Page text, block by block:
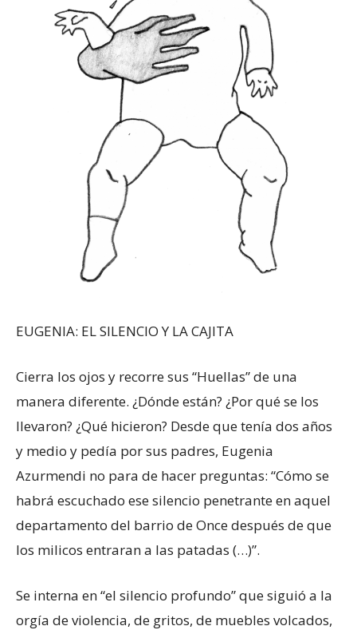
EUGENIA: EL SILENCIO Y LA CAJITA
Cierra los ojos y recorre sus “Huellas” de una
manera diferente. ¿Dónde están? ¿Por qué se los
llevaron? ¿Qué hicieron? Desde que tenía dos años
y medio y pedía por sus padres, Eugenia
Azurmendi no para de hacer preguntas: “Cómo se
habrá escuchado ese silencio penetrante en aquel
departamento del barrio de Once después de que
los milicos entraran a las patadas (…)”.
Se interna en “el silencio profundo” que siguió a la
orgía de violencia, de gritos, de muebles volcados,